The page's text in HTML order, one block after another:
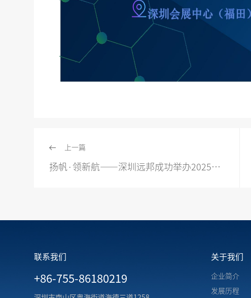
上一篇
扬帆·领新航——深圳远邦成功举办2025年会
联系我们
+86-755-86180219
关于我们
企业简介
发展历程